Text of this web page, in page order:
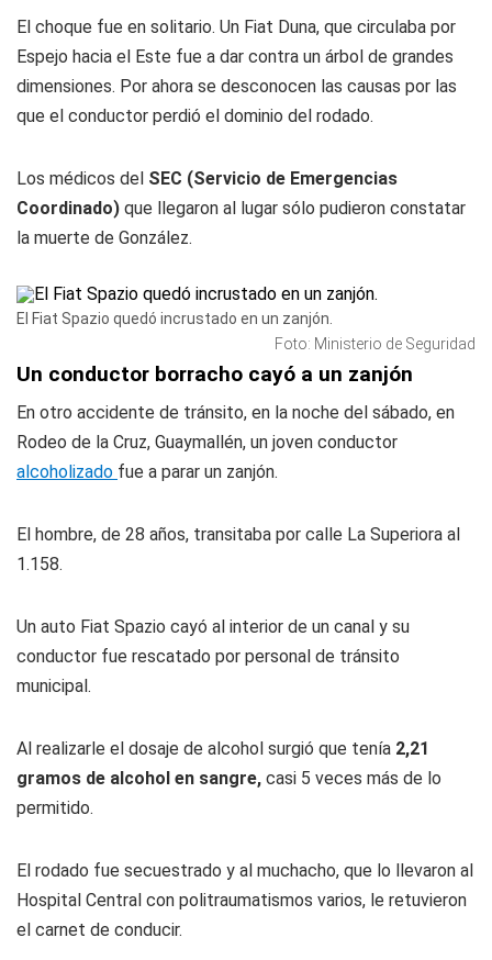
El choque fue en solitario. Un Fiat Duna, que circulaba por
Espejo hacia el Este fue a dar contra un árbol de grandes
dimensiones. Por ahora se desconocen las causas por las
que el conductor perdió el dominio del rodado.
Los médicos del SEC (Servicio de Emergencias
Coordinado) que llegaron al lugar sólo pudieron constatar
la muerte de González.
El Fiat Spazio quedó incrustado en un zanjón.
Foto: Ministerio de Seguridad
Un conductor borracho cayó a un zanjón
En otro accidente de tránsito, en la noche del sábado, en
Rodeo de la Cruz, Guaymallén, un joven conductor
alcoholizado fue a parar un zanjón.
El hombre, de 28 años, transitaba por calle La Superiora al
1.158.
Un auto Fiat Spazio cayó al interior de un canal y su
conductor fue rescatado por personal de tránsito
municipal.
Al realizarle el dosaje de alcohol surgió que tenía 2,21
gramos de alcohol en sangre, casi 5 veces más de lo
permitido.
El rodado fue secuestrado y al muchacho, que lo llevaron al
Hospital Central con politraumatismos varios, le retuvieron
el carnet de conducir.